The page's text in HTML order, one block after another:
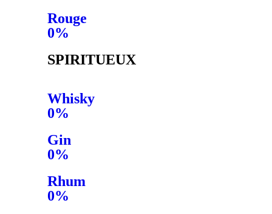
Rouge
0%
SPIRITUEUX
Whisky
0%
Gin
0%
Rhum
0%